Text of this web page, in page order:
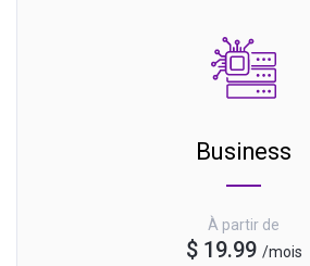
Business
À partir de
$ 19.99 /mois